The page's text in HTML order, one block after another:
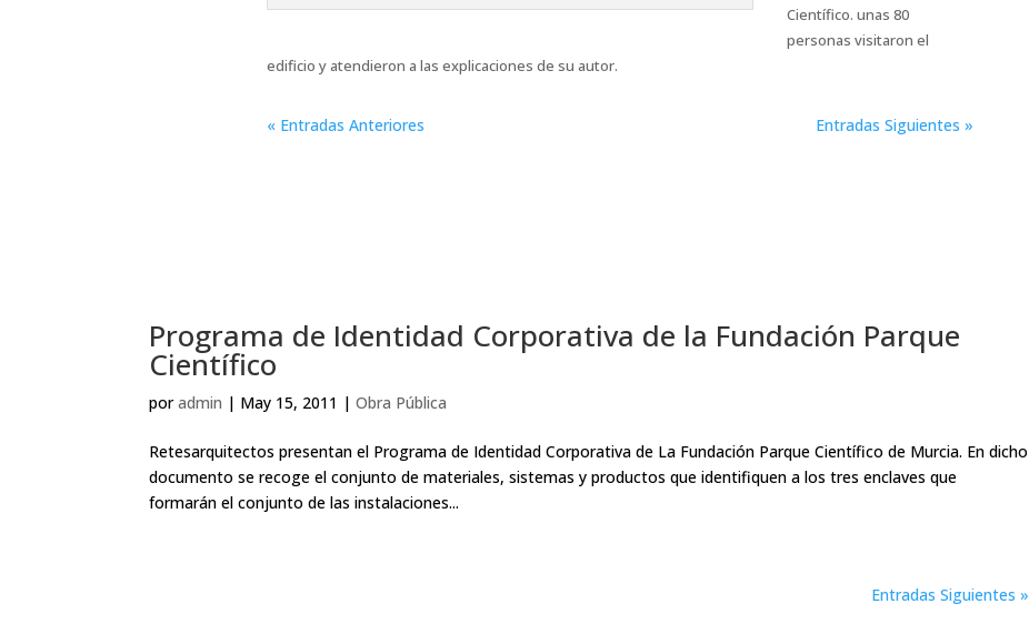
Científico. unas 80
personas visitaron el
edificio y atendieron a las explicaciones de su autor.
« Entradas Anteriores Entradas Siguientes »
Programa de Identidad Corporativa de la Fundación Parque
Científico
poradmin | May 15, 2011 |Obra Pública
Retesarquitectos presentan el Programa de Identidad Corporativa de La Fundación Parque Científico de Murcia. En dicho
documento se recoge el conjunto de materiales, sistemas y productos que identifiquen a los tres enclaves que
formarán el conjunto de las instalaciones...
Entradas Siguientes »